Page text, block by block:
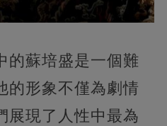
的蘇培盛是一個難
的形象不僅為劇情
展現了人性中最為